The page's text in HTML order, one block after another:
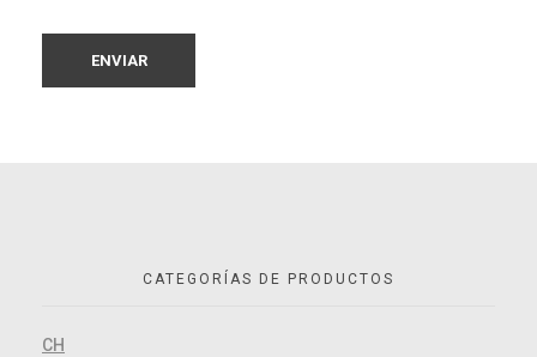
CATEGORÍAS DE PRODUCTOS
CH